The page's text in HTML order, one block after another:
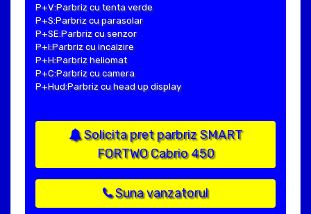
P+V:Parbriz cu tenta verde
P+S:Parbriz cu parasolar
P+SE:Parbriz cu senzor
P+I:Parbriz cu incalzire
P+H:Parbriz heliomat
P+C:Parbriz cu camera
P+Hud:Parbriz cu head up display
Solicita pret parbriz SMART
FORTWO Cabrio 450
Suna vanzatorul